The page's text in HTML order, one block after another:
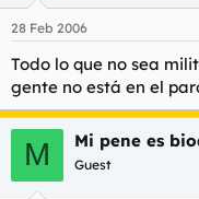
28 Feb 2006
Todo lo que no sea
gente no está en el
M Mi pene es
Guest